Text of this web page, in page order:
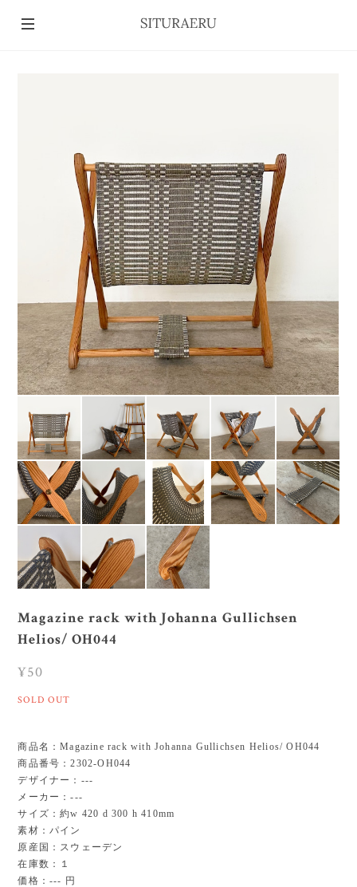
Magazine rack with Johanna Gullichsen
Helios/ OH044
¥50
SOLD OUT
商品名：Magazine rack with Johanna Gullichsen Helios/ OH044
商品番号：2302-OH044
デザイナー：---
メーカー：---
サイズ：約w 420 d 300 h 410mm
素材：パイン
原産国：スウェーデン
在庫数：１
価格：--- 円